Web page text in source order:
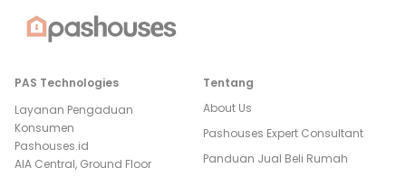
PAS Technologies
Layanan Pengaduan
Konsumen
Pashouses.id
AIA Central, Ground Floor
Tentang
About Us
Pashouses Expert Consultant
Panduan Jual Beli Rumah